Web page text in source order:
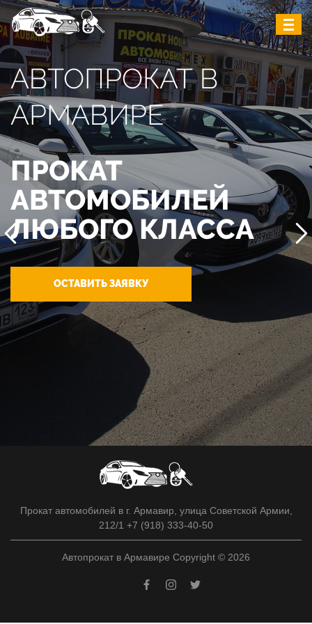
АВТОПРОКАТ В
АРМАВИРЕ
ПРОКАТ
АВТОМОБИЛЕЙ
ЛЮБОГО КЛАССА
ОСТАВИТЬ ЗАЯВКУ
Прокат автомобилей в г. Армавир, улица Советской Армии,
212/1 +7 (918) 333-40-50
Автопрокат в Армавире Copyright © 2026